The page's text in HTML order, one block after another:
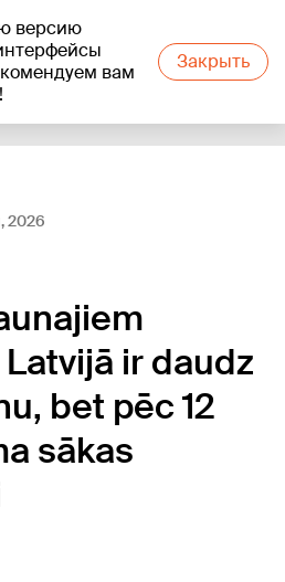
версию
вам
Закрыть
2026
ir daudz
bet pēc 12
sākas